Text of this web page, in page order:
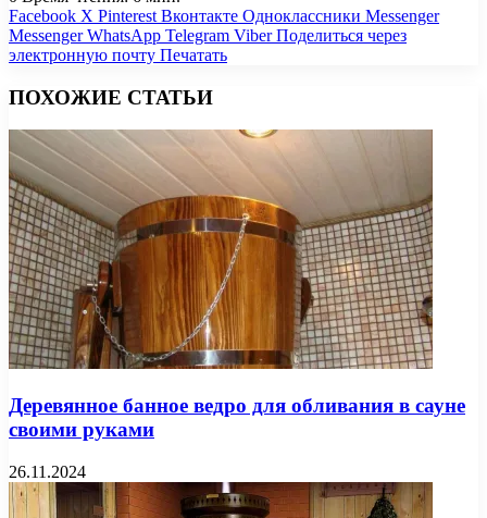
Facebook X Pinterest Вконтакте Одноклассники Messenger
Messenger WhatsApp Telegram Viber Поделиться через
электронную почту Печатать
ПОХОЖИЕ СТАТЬИ
Деревянное банное ведро для обливания в сауне
своими руками
26.11.2024